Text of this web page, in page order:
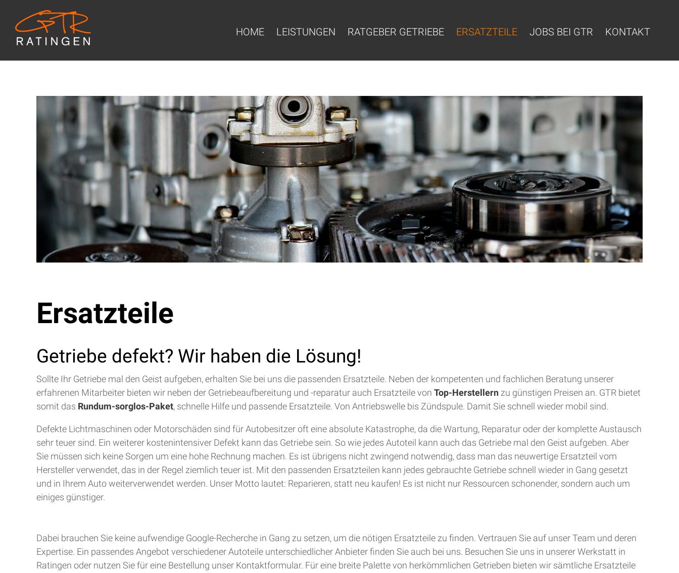
HOME LEISTUNGEN RATGEBER GETRIEBE ERSATZTEILE JOBS BEI GTR KONTAKT
Ersatzteile
Getriebe defekt? Wir haben die Lösung!
Sollte Ihr Getriebe mal den Geist aufgeben, erhalten Sie bei uns die passenden Ersatzteile. Neben der kompetenten und fachlichen Beratung unserer
erfahrenen Mitarbeiter bieten wir neben der Getriebeaufbereitung und -reparatur auch Ersatzteile von Top-Herstellern zu günstigen Preisen an. GTR bietet
somit das Rundum-sorglos-Paket, schnelle Hilfe und passende Ersatzteile. Von Antriebswelle bis Zündspule. Damit Sie schnell wieder mobil sind.
Defekte Lichtmaschinen oder Motorschäden sind für Autobesitzer oft eine absolute Katastrophe, da die Wartung, Reparatur oder der komplette Austausch
sehr teuer sind. Ein weiterer kostenintensiver Defekt kann das Getriebe sein. So wie jedes Autoteil kann auch das Getriebe mal den Geist aufgeben. Aber
Sie müssen sich keine Sorgen um eine hohe Rechnung machen. Es ist übrigens nicht zwingend notwendig, dass man das neuwertige Ersatzteil vom
Hersteller verwendet, das in der Regel ziemlich teuer ist. Mit den passenden Ersatzteilen kann jedes gebrauchte Getriebe schnell wieder in Gang gesetzt
und in Ihrem Auto weiterverwendet werden. Unser Motto lautet: Reparieren, statt neu kaufen! Es ist nicht nur Ressourcen schonender, sondern auch um
einiges günstiger.
Dabei brauchen Sie keine aufwendige Google-Recherche in Gang zu setzen, um die nötigen Ersatzteile zu finden. Vertrauen Sie auf unser Team und deren
Expertise. Ein passendes Angebot verschiedener Autoteile unterschiedlicher Anbieter finden Sie auch bei uns. Besuchen Sie uns in unserer Werkstatt in
Ratingen oder nutzen Sie für eine Bestellung unser Kontaktformular. Für eine breite Palette von herkömmlichen Getrieben bieten wir sämtliche Ersatzteile